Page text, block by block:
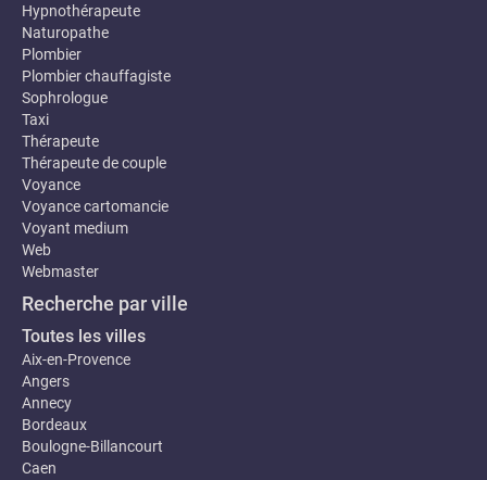
Hypnothérapeute
Naturopathe
Plombier
Plombier chauffagiste
Sophrologue
Taxi
Thérapeute
Thérapeute de couple
Voyance
Voyance cartomancie
Voyant medium
Web
Webmaster
Recherche par ville
Toutes les villes
Aix-en-Provence
Angers
Annecy
Bordeaux
Boulogne-Billancourt
Caen